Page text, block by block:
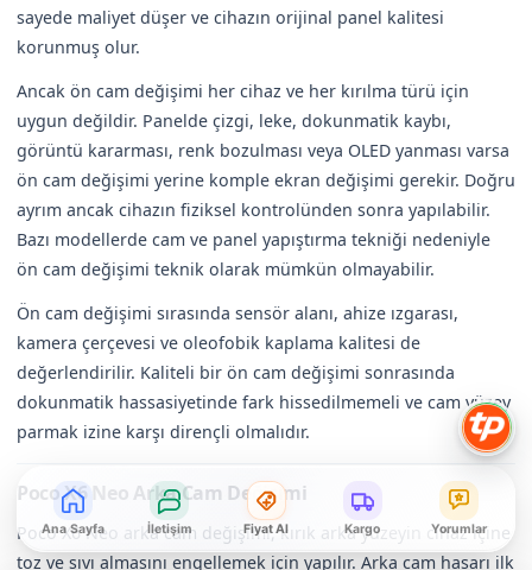
sayede maliyet düşer ve cihazın orijinal panel kalitesi
korunmuş olur.
Ancak ön cam değişimi her cihaz ve her kırılma türü için
uygun değildir. Panelde çizgi, leke, dokunmatik kaybı,
görüntü kararması, renk bozulması veya OLED yanması varsa
ön cam değişimi yerine komple ekran değişimi gerekir. Doğru
ayrım ancak cihazın fiziksel kontrolünden sonra yapılabilir.
Bazı modellerde cam ve panel yapıştırma tekniği nedeniyle
ön cam değişimi teknik olarak mümkün olmayabilir.
Ön cam değişimi sırasında sensör alanı, ahize ızgarası,
kamera çerçevesi ve oleofobik kaplama kalitesi de
değerlendirilir. Kaliteli bir ön cam değişimi sonrasında
dokunmatik hassasiyetinde fark hissedilmemeli ve cam yüzey
parmak izine karşı dirençli olmalıdır.
Poco X6 Neo Arka Cam Değişimi
Poco X6 Neo arka cam değişimi, kırık arka yüzeyin cihaz içine
toz ve sıvı almasını engellemek için yapılır. Arka cam hasarı ilk
Ana Sayfa İletişim Fiyat Al Kargo Yorumlar